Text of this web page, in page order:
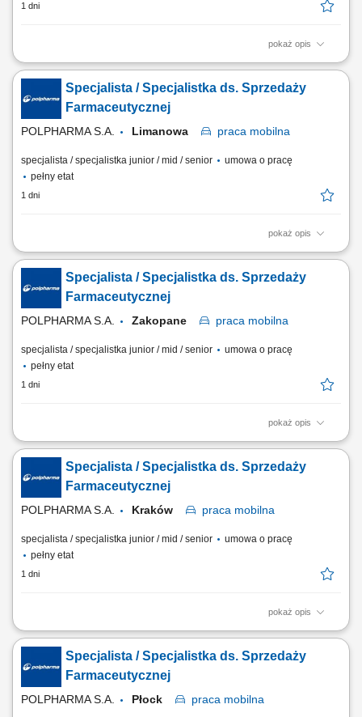
1 dni
pokaż opis
Zakres obowiązków: Promowanie produktów z portfolio firmy w
środowisku medycznym. Budowanie i utrzymywanie długofalowych
relacji z lekarzami na powierzonym terenie. Reprezentowanie
organizacji podczas spotkań branżowych, konferencji i wydarzeń
naukowych. Realizacja założonych celów...
Specjalista / Specjalistka ds. Sprzedaży
Farmaceutycznej
POLPHARMA S.A. Limanowa praca mobilna
specjalista / specjalistka junior / mid / senior
umowa o pracę
pełny etat
1 dni
pokaż opis
Zakres obowiązków: Promowanie produktów z portfolio firmy w
środowisku medycznym. Budowanie i utrzymywanie długofalowych
relacji z lekarzami na powierzonym terenie. Reprezentowanie
organizacji podczas spotkań branżowych, konferencji i wydarzeń
naukowych. Realizacja założonych celów...
Specjalista / Specjalistka ds. Sprzedaży
Farmaceutycznej
POLPHARMA S.A. Zakopane praca mobilna
specjalista / specjalistka junior / mid / senior
umowa o pracę
pełny etat
1 dni
pokaż opis
Zakres obowiązków: Promowanie produktów z portfolio firmy w
środowisku medycznym. Budowanie i utrzymywanie długofalowych
relacji z lekarzami na powierzonym terenie. Reprezentowanie
organizacji podczas spotkań branżowych, konferencji i wydarzeń
naukowych. Realizacja założonych celów...
Specjalista / Specjalistka ds. Sprzedaży
Farmaceutycznej
POLPHARMA S.A. Kraków praca mobilna
specjalista / specjalistka junior / mid / senior
umowa o pracę
pełny etat
1 dni
pokaż opis
Zakres obowiązków: Promowanie produktów z portfolio firmy w
środowisku medycznym. Budowanie i utrzymywanie długofalowych
relacji z lekarzami na powierzonym terenie. Reprezentowanie
organizacji podczas spotkań branżowych, konferencji i wydarzeń
naukowych. Realizacja założonych celów...
Specjalista / Specjalistka ds. Sprzedaży
Farmaceutycznej
POLPHARMA S.A. Płock praca mobilna